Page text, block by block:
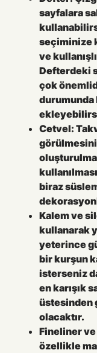
sayfalara
seçiminize
ve
Defterdeki
çok
durumunda
Cetvel:
görülmesini
biraz
Kalem ve
kullanarak
yeterince
bir kurşun
isterseniz
en karışık
üstesinden
Fineliner
özellikle